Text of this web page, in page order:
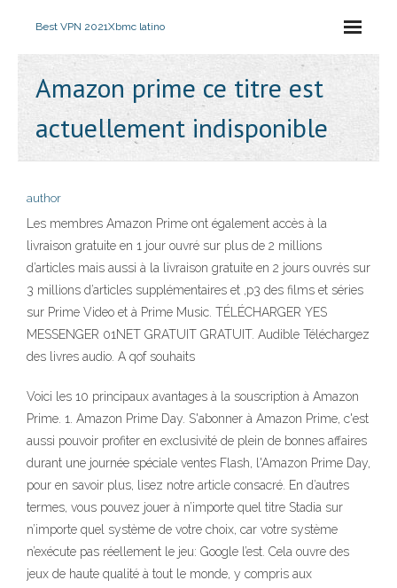
Best VPN 2021Xbmc latino
Amazon prime ce titre est
actuellement indisponible
author
Les membres Amazon Prime ont également accès à la
livraison gratuite en 1 jour ouvré sur plus de 2 millions
d’articles mais aussi à la livraison gratuite en 2 jours ouvrés sur
3 millions d’articles supplémentaires et ,p3 des films et séries
sur Prime Video et à Prime Music. TÉLÉCHARGER YES
MESSENGER 01NET GRATUIT GRATUIT. Audible Téléchargez
des livres audio. A qof souhaits
Voici les 10 principaux avantages à la souscription à Amazon
Prime. 1. Amazon Prime Day. S'abonner à Amazon Prime, c'est
aussi pouvoir profiter en exclusivité de plein de bonnes affaires
durant une journée spéciale ventes Flash, l'Amazon Prime Day,
pour en savoir plus, lisez notre article consacré. En d’autres
termes, vous pouvez jouer à n’importe quel titre Stadia sur
n’importe quel système de votre choix, car votre système
n’exécute pas réellement le jeu: Google l’est. Cela ouvre des
jeux de haute qualité à tout le monde, y compris aux